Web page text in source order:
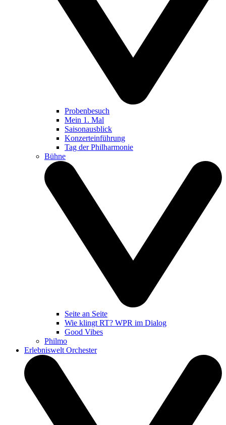
Probenbesuch
Mein 1. Mal
Saisonausblick
Konzerteinführung
Tag der Philharmonie
Bühne
Seite an Seite
Wie klingt RT? WPR im Dialog
Good Vibes
Philmo
Erlebniswelt Orchester